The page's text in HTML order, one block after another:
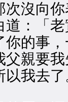
向你
道：「
你的事
父親要
以我去